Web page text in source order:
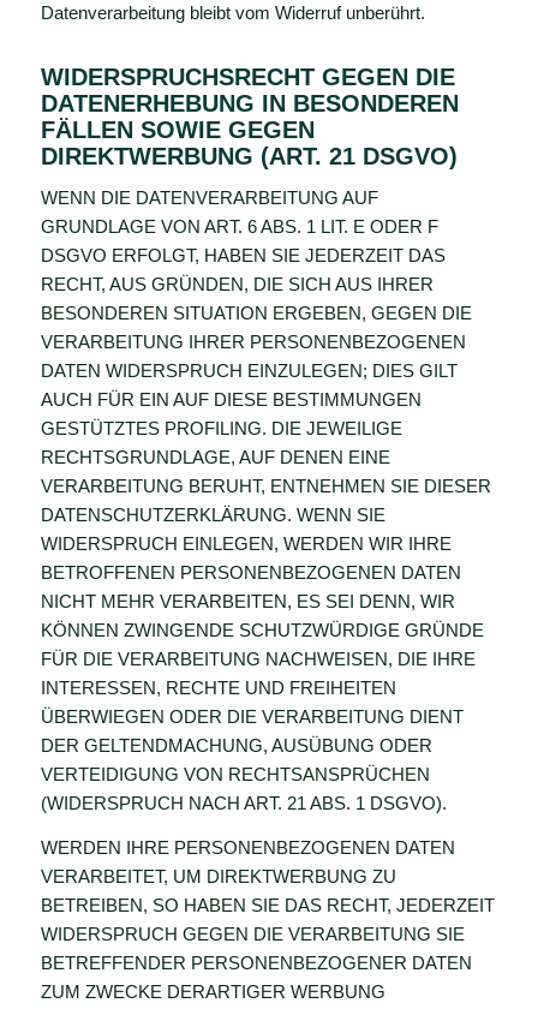
Datenverarbeitung bleibt vom Widerruf unberührt.
WIDERSPRUCHSRECHT GEGEN DIE
DATENERHEBUNG IN BESONDEREN
FÄLLEN SOWIE GEGEN
DIREKTWERBUNG (ART. 21 DSGVO)
WENN DIE DATENVERARBEITUNG AUF
GRUNDLAGE VON ART. 6 ABS. 1 LIT. E ODER F
DSGVO ERFOLGT, HABEN SIE JEDERZEIT DAS
RECHT, AUS GRÜNDEN, DIE SICH AUS IHRER
BESONDEREN SITUATION ERGEBEN, GEGEN DIE
VERARBEITUNG IHRER PERSONENBEZOGENEN
DATEN WIDERSPRUCH EINZULEGEN; DIES GILT
AUCH FÜR EIN AUF DIESE BESTIMMUNGEN
GESTÜTZTES PROFILING. DIE JEWEILIGE
RECHTSGRUNDLAGE, AUF DENEN EINE
VERARBEITUNG BERUHT, ENTNEHMEN SIE DIESER
DATENSCHUTZERKLÄRUNG. WENN SIE
WIDERSPRUCH EINLEGEN, WERDEN WIR IHRE
BETROFFENEN PERSONENBEZOGENEN DATEN
NICHT MEHR VERARBEITEN, ES SEI DENN, WIR
KÖNNEN ZWINGENDE SCHUTZWÜRDIGE GRÜNDE
FÜR DIE VERARBEITUNG NACHWEISEN, DIE IHRE
INTERESSEN, RECHTE UND FREIHEITEN
ÜBERWIEGEN ODER DIE VERARBEITUNG DIENT
DER GELTENDMACHUNG, AUSÜBUNG ODER
VERTEIDIGUNG VON RECHTSANSPRÜCHEN
(WIDERSPRUCH NACH ART. 21 ABS. 1 DSGVO).
WERDEN IHRE PERSONENBEZOGENEN DATEN
VERARBEITET, UM DIREKTWERBUNG ZU
BETREIBEN, SO HABEN SIE DAS RECHT, JEDERZEIT
WIDERSPRUCH GEGEN DIE VERARBEITUNG SIE
BETREFFENDER PERSONENBEZOGENER DATEN
ZUM ZWECKE DERARTIGER WERBUNG